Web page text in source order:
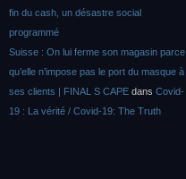
fin du cash, un désastre social
programmé
Suisse : On lui ferme son magasin parce
qu’elle n’impose pas le port du masque à
ses clients | FINAL S CAPE dans Covid-
19 : La vérité / Covid-19: The Truth